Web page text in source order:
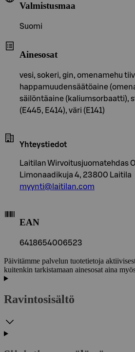
Valmistusmaa
Suomi
Ainesosat
vesi, sokeri, gin, omenamehu
happamuudensäätöaine
säilöntäaine (kaliumsorbaatti),
(E445, E414), väri (E141)
Yhteystiedot
Laitilan Wirvoitusjuomatehdas
Limonaadikuja 4, 23800 Laitila
myynti@laitilan.com
EAN
6418654006523
Päivitämme palvelun tuotetietoja
kuitenkin tarkistamaan ainesosat aina
Ravintosisältö